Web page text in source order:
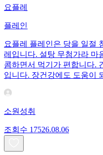
요플레
플레인
요플레 플레인은 당을 일절
레입니다. 설탕 무첨가라 마
콤하면서 먹기가 편합니다.
입니다. 장건강에도 도움이
소원성취
조회수 17526.08.06